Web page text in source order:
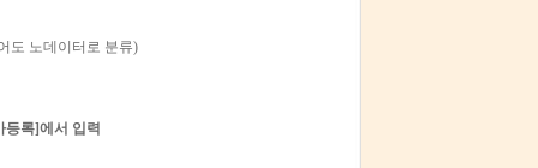
도 노데이터로 분류)
등록]에서 입력